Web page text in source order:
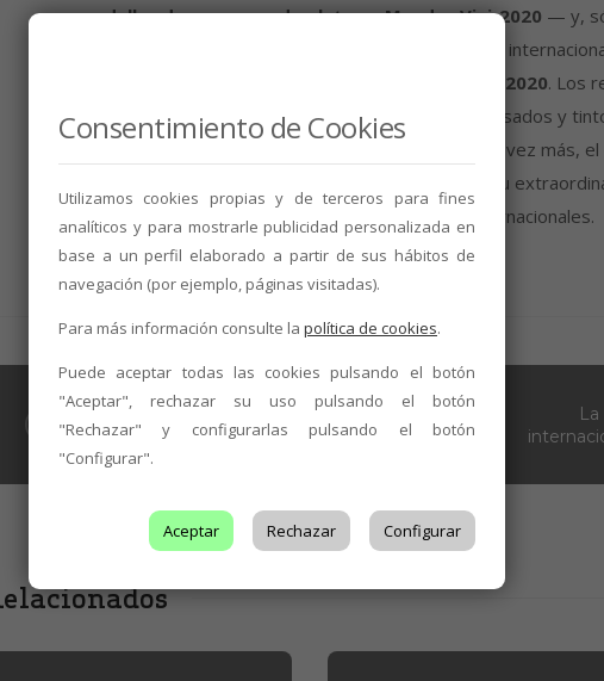
medallas de oro y una de plata en Mundus Vini-2020 — y,
obtenidas en otro gran concurso
Vinduero/Vindouro-2020. Los
importantísimos concursos por los vinos blancos, rosados y
autóctonas Albarín y Prieto Picudo demuestran, una vez más,
referencia para la Denominación de Origen León y su
parte de la crítica especializada y los mercados internacionales.
‘Wine Spectator’ eleva el tinto de la DO
León ‘Los Mancebos’ a la categoría de
‘vinos excepcionales’
Consentimiento de Cookies
Utilizamos cookies propias y de terceros para fines
analíticos y para mostrarle publicidad personalizada en
base a un perfil elaborado a partir de sus hábitos de
navegación (por ejemplo, páginas visitadas).
Para más información consulte la política de cookies.
Puede aceptar todas las cookies pulsando el botón
"Aceptar", rechazar su uso pulsando el botón
"Rechazar" y configurarlas pulsando el botón
"Configurar".
Aceptar Rechazar Configurar